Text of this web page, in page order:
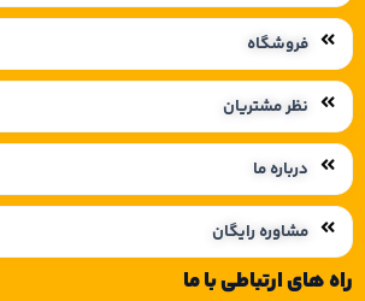
فروشگاه
نظر مشتریان
درباره ما
مشاوره رایگان
راه های ارتباطی با ما